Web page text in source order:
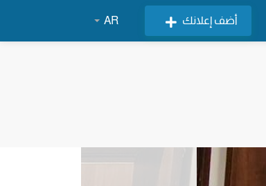
أضف إعلانك AR